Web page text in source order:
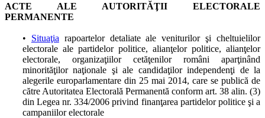
ACTE ALE AUTORITĂŢII ELECTORALE
PERMANENTE
• Situaţia rapoartelor detaliate ale veniturilor şi cheltuielilor
electorale ale partidelor politice, alianţelor politice, alianţelor
electorale, organizaţiilor cetăţenilor români aparţinând
minorităţilor naţionale şi ale candidaţilor independenţi de la
alegerile europarlamentare din 25 mai 2014, care se publică de
către Autoritatea Electorală Permanentă conform art. 38 alin. (3)
din Legea nr. 334/2006 privind finanţarea partidelor politice şi a
campaniilor electorale